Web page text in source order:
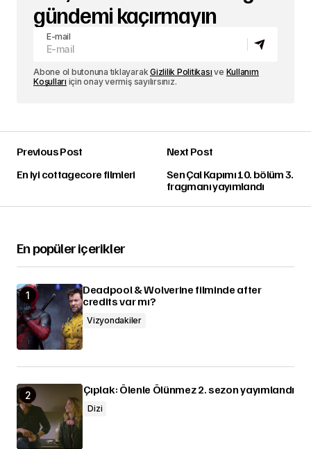
gündemi kaçırmayın
E-mail
Abone ol butonuna tıklayarakGizlilik Politikası ve Kullanım
Koşulları için onay vermiş sayılırsınız.
Previous Post
En iyi cottagecore filmleri
Next Post
Sen Çal Kapımı 10. bölüm 3.
fragmanı yayımlandı
En popüler içerikler
Deadpool & Wolverine filminde after
credits var mı?
Vizyondakiler
Çıplak: Ölenle Ölünmez 2. sezon yayımlandı
Dizi